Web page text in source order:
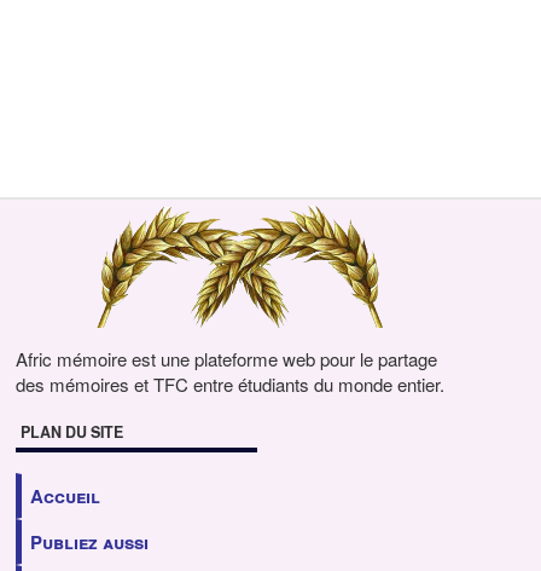
Afric mémoire est une plateforme web pour le partage
des mémoires et TFC entre étudiants du monde entier.
PLAN DU SITE
Accueil
Publiez aussi